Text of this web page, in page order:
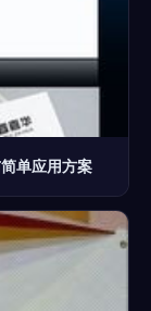
单应用方案